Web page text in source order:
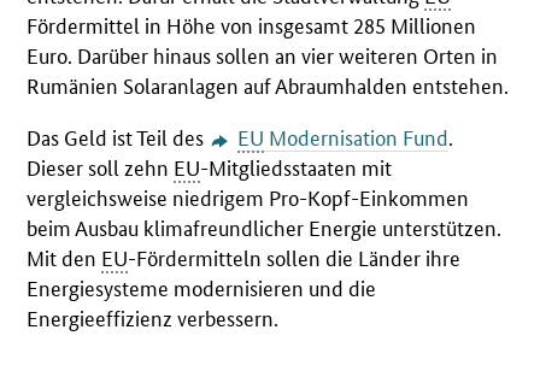
Fördermittel in Höhe von insgesamt 285 Millionen
Euro. Darüber hinaus sollen an vier weiteren Orten in
Rumänien Solaranlagen auf Abraumhalden entstehen.
Das Geld ist Teil des
EU Modernisation Fund.
Dieser soll zehn EU-Mitgliedsstaaten mit
vergleichsweise niedrigem Pro-Kopf-Einkommen
beim Ausbau klimafreundlicher Energie unterstützen.
Mit den EU-Fördermitteln sollen die Länder ihre
Energiesysteme modernisieren und die
Energieeffizienz verbessern.